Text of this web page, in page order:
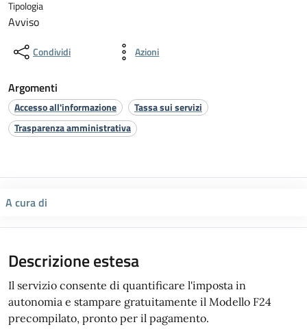
Tipologia
Avviso
Condividi Azioni
Argomenti
Accesso all'informazione
Tassa sui servizi
Trasparenza amministrativa
A cura di
Descrizione estesa
Il servizio consente di quantificare l'imposta in
autonomia e stampare gratuitamente il Modello F24
precompilato, pronto per il pagamento.